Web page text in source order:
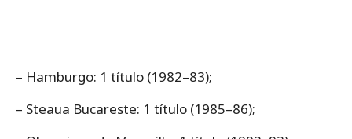
– Hamburgo: 1 título (1982–83);
– Steaua Bucareste: 1 título (1985–86);